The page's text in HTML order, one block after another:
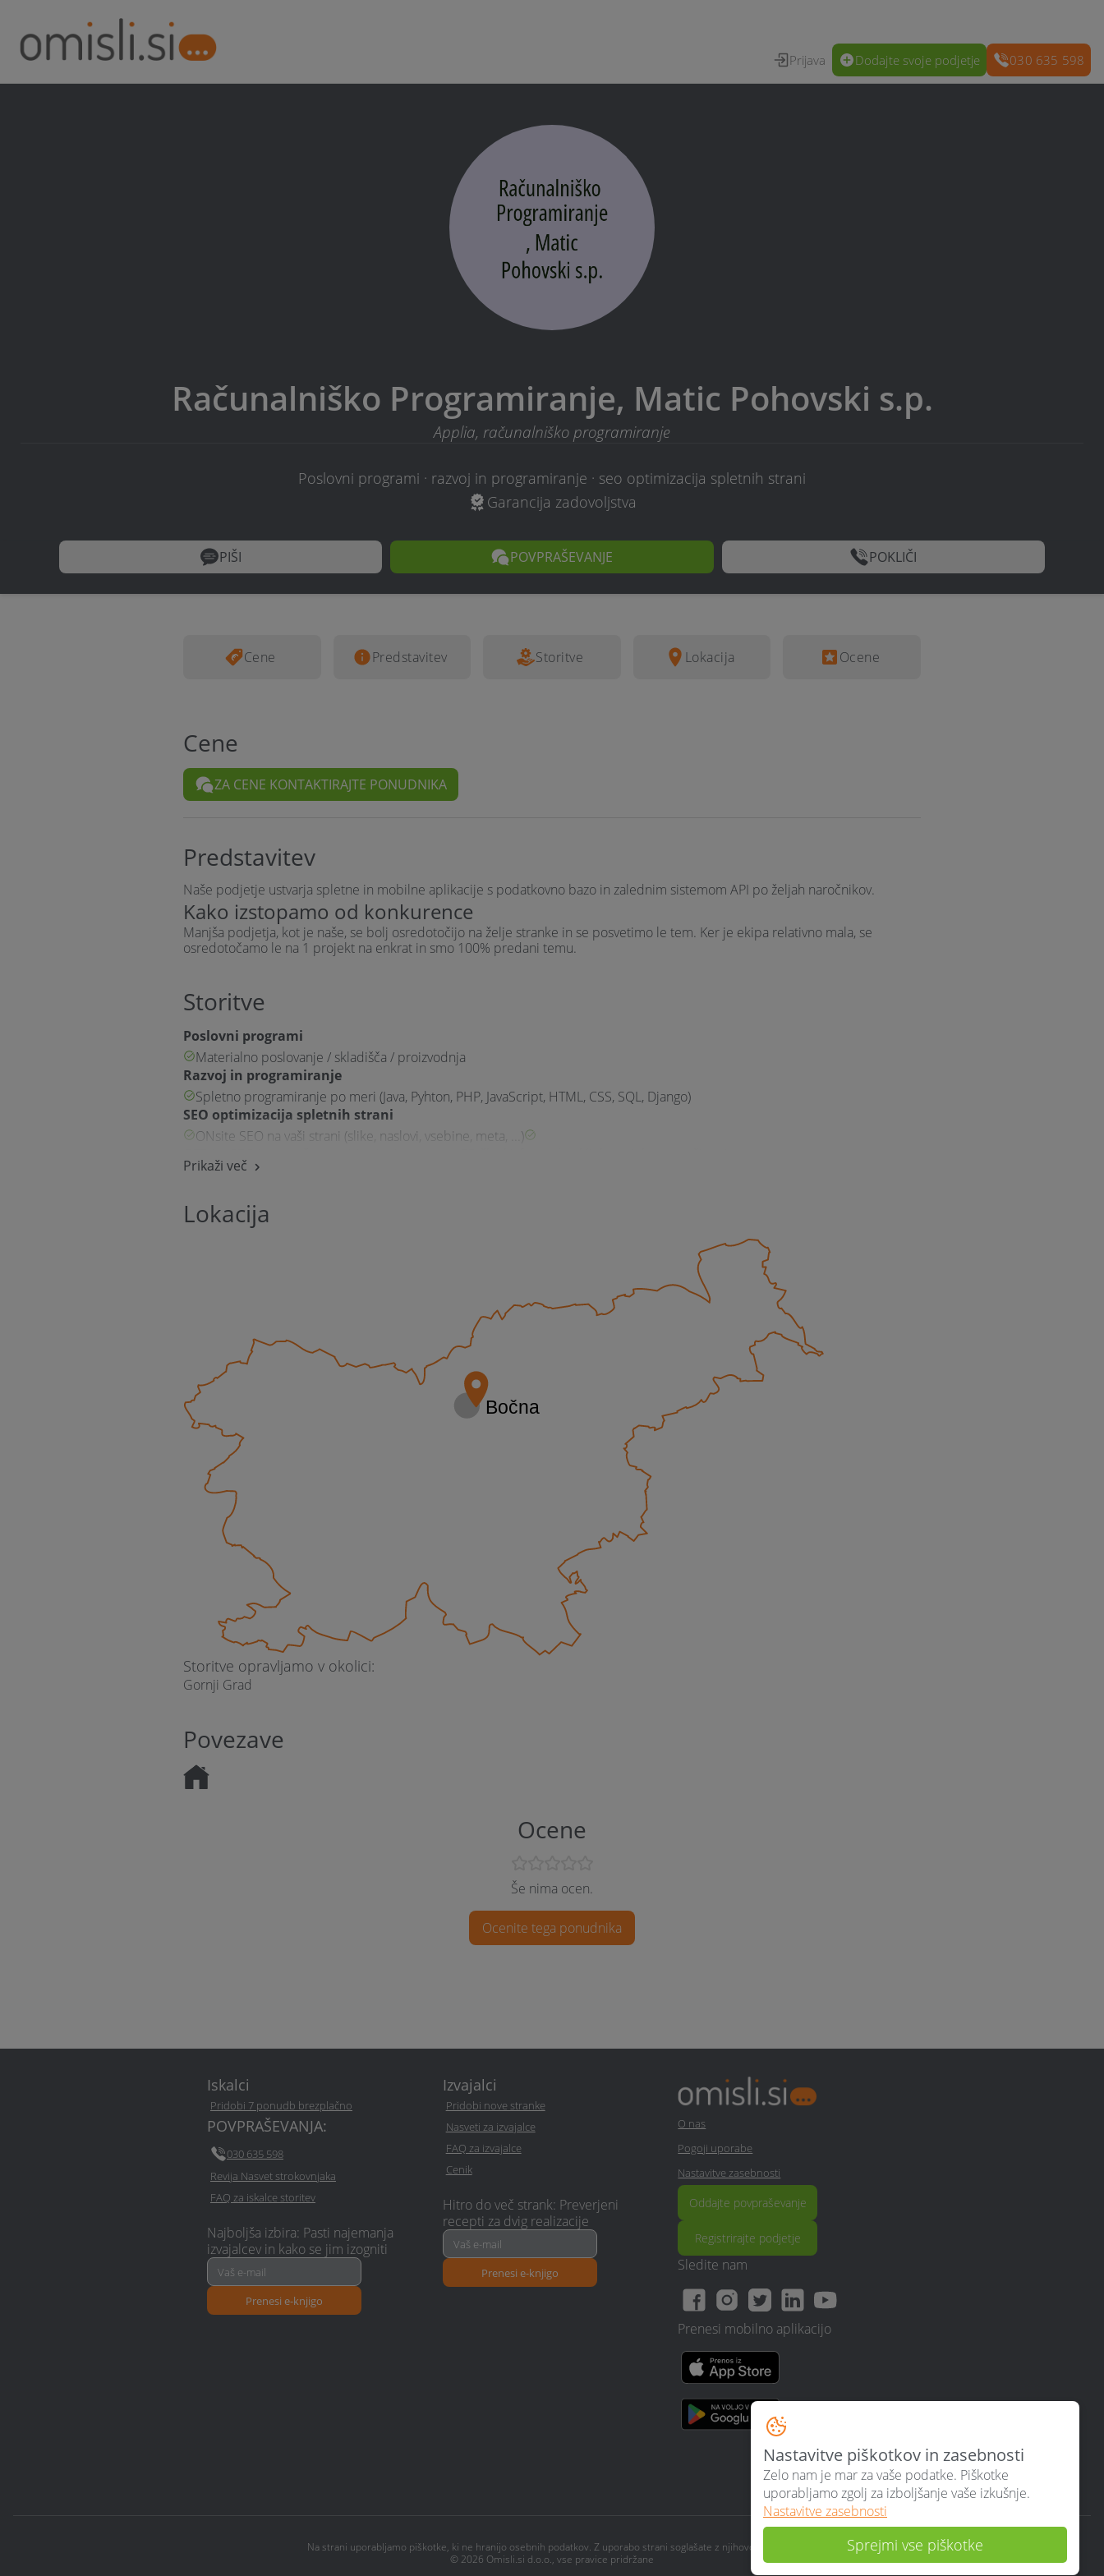
Prijava Dodajte svoje podjetje 030 635 598
Računalniško Programiranje, Matic Pohovski s.p.
Applia, računalniško programiranje
Poslovni programi · razvoj in programiranje · seo optimizacija spletnih strani
Garancija zadovoljstva
POVPRAŠEVANJE POKLIČI
PIŠI
Cene Predstavitev Storitve Lokacija Ocene
Cene
ZA CENE KONTAKTIRAJTE PONUDNIKA
Predstavitev
Naše podjetje ustvarja spletne in mobilne aplikacije s podatkovno bazo in zalednim sistemom API po željah naročnikov.
Kako izstopamo od konkurence
Manjša podjetja, kot je naše, se bolj osredotočijo na želje stranke in se posvetimo le tem. Ker je ekipa relativno mala, se
osredotočamo le na 1 projekt na enkrat in smo 100% predani temu.
Storitve
Poslovni programi
Materialno poslovanje / skladišča / proizvodnja
Razvoj in programiranje
Spletno programiranje po meri (Java, Pyhton, PHP, JavaScript, HTML, CSS, SQL, Django)
SEO optimizacija spletnih strani
ONsite SEO na vaši strani (slike, naslovi, vsebine, meta, ...)
Prikaži več
Lokacija
Storitve opravljamo v okolici:
Gornji Grad
Povezave
Ocene
Še nima ocen.
Ocenite tega ponudnika
Iskalci
Pridobi 7 ponudb brezplačno
POVPRAŠEVANJA:
030 635 598
Revija Nasvet strokovnjaka
FAQ za iskalce storitev
Najboljša izbira: Pasti najemanja
izvajalcev in kako se jim izogniti
Prenesi e-knjigo
Izvajalci
Pridobi nove stranke
Nasveti za izvajalce
FAQ za izvajalce
Cenik
Hitro do več strank: Preverjeni
recepti za dvig realizacije
Prenesi e-knjigo
O nas
Pogoji uporabe
Nastavitve zasebnosti
Oddajte povpraševanje
Registrirajte podjetje
Sledite nam
Prenesi mobilno aplikacijo
Na strani uporabljamo piškotke, ki ne hranijo osebnih podatkov. Z uporabo strani soglašate z njihovo uporabo.
© 2026 Omisli.si d.o.o., vse pravice pridržane
Nastavitve piškotkov in zasebnosti
Zelo nam je mar za vaše podatke. Piškotke
uporabljamo zgolj za izboljšanje vaše izkušnje.
Nastavitve zasebnosti
Sprejmi vse piškotke